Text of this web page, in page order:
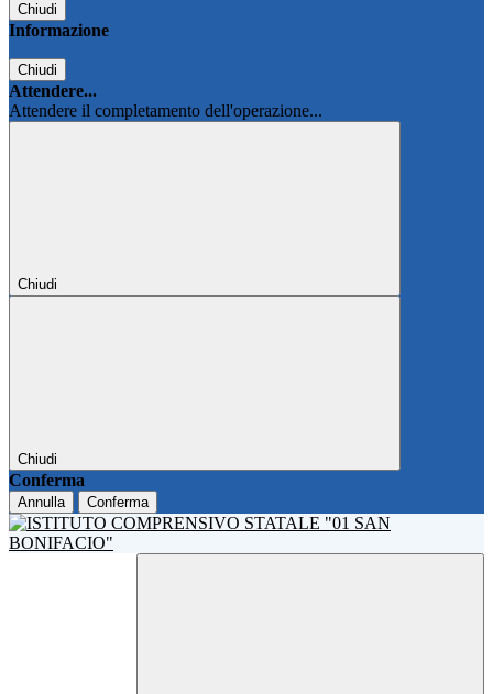
Chiudi
Informazione
Chiudi
Attendere...
Attendere il completamento dell'operazione...
Chiudi
Chiudi
Conferma
Annulla Conferma